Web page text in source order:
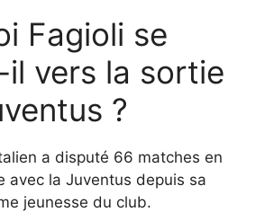
Fagioli se
vers la sortie
?
a disputé 66 matches en
avec la Juventus depuis sa
jeunesse du club.